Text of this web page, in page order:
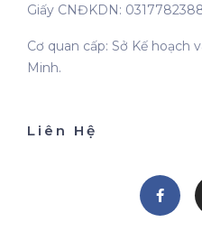
Liên Hệ
Giấy CNĐKDN:
Cơ quan cấp: Sở Kế hoạch
Minh.